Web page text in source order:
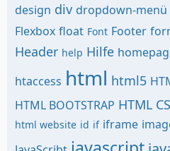
design div dropdown-menü
Flexbox float Font Footer
Header help Hilfe
htaccess html html5
HTML BOOTSTRAP HTML
html website id if iframe